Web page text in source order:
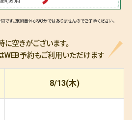
に空きがございます。
WEB予約もご利用いただけます
8/13(木)